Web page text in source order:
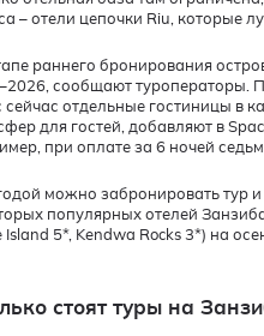
– отели цепочки Riu, которые
раннего бронирования
сообщают туроператоры.
сейчас отдельные гостиницы в
для гостей, добавляют в
при оплате за 6 ночей
можно забронировать тур
популярных отелей
Island 5*, Kendwa Rocks 3*) на
стоят туры на